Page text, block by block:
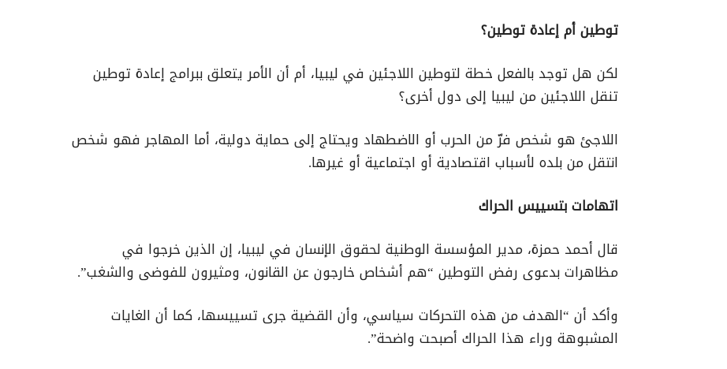
توطين أم إعادة توطين؟
لكن هل توجد بالفعل خطة لتوطين اللاجئين في ليبيا، أم أن الأمر يتعلق ببرامج إعادة توطين
تنقل اللاجئين من ليبيا إلى دول أخرى؟
اللاجئ هو شخص فرّ من الحرب أو الاضطهاد ويحتاج إلى حماية دولية، أما المهاجر فهو شخص
انتقل من بلده لأسباب اقتصادية أو اجتماعية أو غيرها.
اتهامات بتسييس الحراك
قال أحمد حمزة، مدير المؤسسة الوطنية لحقوق الإنسان في ليبيا، إن الذين خرجوا في
مظاهرات بدعوى رفض التوطين “هم أشخاص خارجون عن القانون، ومثيرون للفوضى والشغب”.
وأكد أن “الهدف من هذه التحركات سياسي، وأن القضية جرى تسييسها، كما أن الغايات
المشبوهة وراء هذا الحراك أصبحت واضحة”.